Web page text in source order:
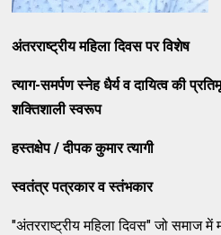
अंतरराष्ट्रीय महिला दिवस पर विशेष
त्याग-समर्पण स्नेह धैर्य व दायित्व की
शक्तिशाली स्वरूप
हस्तक्षेप / दीपक कुमार त्यागी
स्वतंत्र पत्रकार व स्तंभकार
"अंतरराष्ट्रीय महिला दिवस" जो समाज